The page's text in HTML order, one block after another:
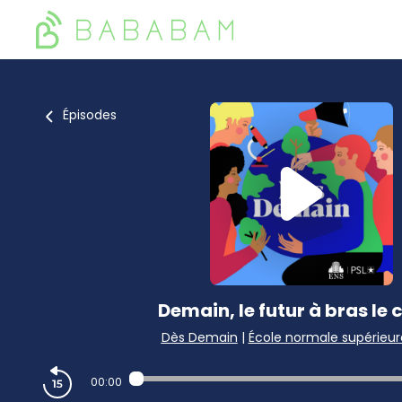
Épisodes
Demain, le futur à bras le
Dès Demain | École normale
00:00